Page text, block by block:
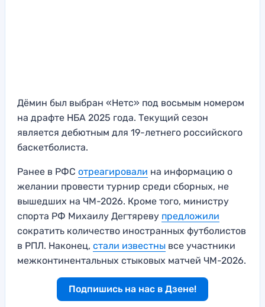
Дёмин был выбран «Нетс» под восьмым номером
на драфте НБА 2025 года. Текущий сезон
является дебютным для 19-летнего российского
баскетболиста.
Ранее в РФС отреагировали на информацию о
желании провести турнир среди сборных, не
вышедших на ЧМ-2026. Кроме того, министру
спорта РФ Михаилу Дегтяреву предложили
сократить количество иностранных футболистов
в РПЛ. Наконец, стали известны все участники
межконтинентальных стыковых матчей ЧМ-2026.
Подпишись на нас в Дзене!